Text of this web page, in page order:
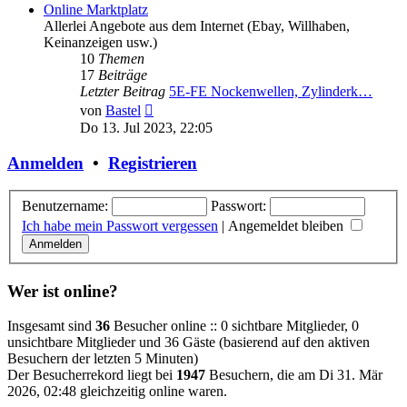
Online Marktplatz
Allerlei Angebote aus dem Internet (Ebay, Willhaben,
Keinanzeigen usw.)
10 Themen
17 Beiträge
Letzter Beitrag 5E-FE Nockenwellen, Zylinderk…
von Bastel
Beitrag
Do 13. Jul 2023, 22:05
Anmelden • Registrieren
Benutzername:
Passwort:
Ich habe mein Passwort vergessen | Angemeldet bleiben
Wer ist online?
Insgesamt sind 36 Besucher online :: 0 sichtbare Mitglieder, 0
unsichtbare Mitglieder und 36 Gäste (basierend auf den aktiven
Besuchern der letzten 5 Minuten)
Der Besucherrekord liegt bei 1947 Besuchern, die am Di 31. Mär
2026, 02:48 gleichzeitig online waren.